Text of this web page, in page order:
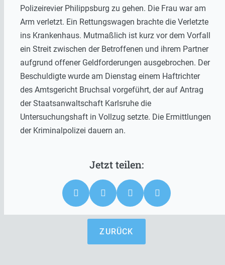
Polizeirevier Philippsburg zu gehen. Die Frau war am
Arm verletzt. Ein Rettungswagen brachte die Verletzte
ins Krankenhaus. Mutmaßlich ist kurz vor dem Vorfall
ein Streit zwischen der Betroffenen und ihrem Partner
aufgrund offener Geldforderungen ausgebrochen. Der
Beschuldigte wurde am Dienstag einem Haftrichter
des Amtsgericht Bruchsal vorgeführt, der auf Antrag
der Staatsanwaltschaft Karlsruhe die
Untersuchungshaft in Vollzug setzte. Die Ermittlungen
der Kriminalpolizei dauern an.
ZURÜCK